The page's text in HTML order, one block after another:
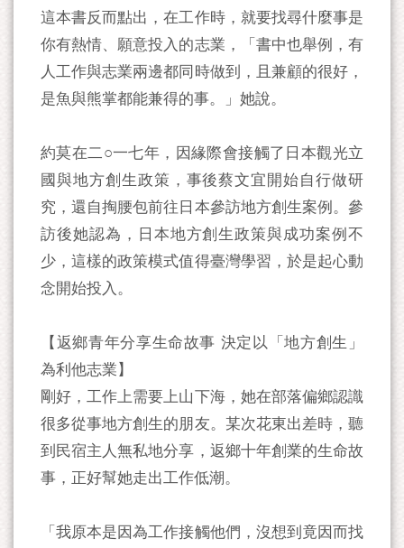
這本書反而點出，在工作時，就要找尋什麼事是
你有熱情、願意投入的志業，「書中也舉例，有
人工作與志業兩邊都同時做到，且兼顧的很好，
是魚與熊掌都能兼得的事。」她說。
約莫在二○一七年，因緣際會接觸了日本觀光立
國與地方創生政策，事後蔡文宜開始自行做研
究，還自掏腰包前往日本參訪地方創生案例。參
訪後她認為，日本地方創生政策與成功案例不
少，這樣的政策模式值得臺灣學習，於是起心動
念開始投入。
【返鄉青年分享生命故事 決定以「地方創生」
為利他志業】
剛好，工作上需要上山下海，她在部落偏鄉認識
很多從事地方創生的朋友。某次花東出差時，聽
到民宿主人無私地分享，返鄉十年創業的生命故
事，正好幫她走出工作低潮。
「我原本是因為工作接觸他們，沒想到竟因而找